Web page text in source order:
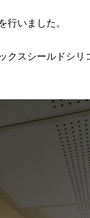
行いました。
クスシールドシリ